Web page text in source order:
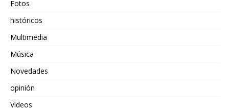
Fotos
históricos
Multimedia
Música
Novedades
opinión
Videos